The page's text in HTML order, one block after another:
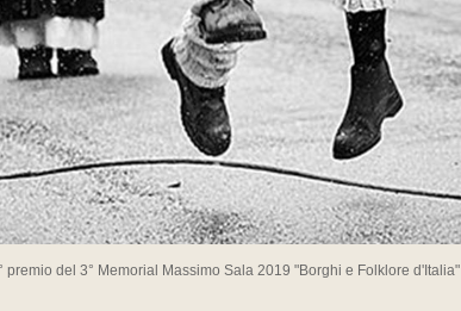
del 3° Memorial Massimo Sala 2019 "Borghi e Folklore